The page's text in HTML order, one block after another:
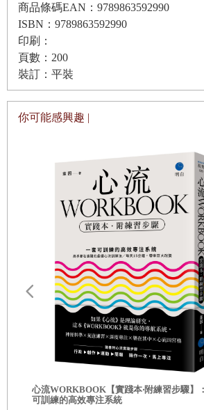
若能明白是什麼原因造成老年人難以
了解他們的內心世界，我們就能和自己
遭的許多老人家維持良好的關係。所以
和老年人相處愉快的實用手冊。除此之
不久終將來臨的老年期時，幫助你過得
南。
如果你已經超過六十五歲，也就是達
的年齡了，那麼，隨著年齡增加，你愈
行為上的變化，就愈能客觀地觀察自己
起爭執或衝突了。
那麼，快讓我們一起來解開老年人的
第一章 怎樣才能不擔憂晚年來日苦短
老人家的晚年來日苦短，這是誰都知
來愈多百歲人瑞，但要是過了八十歲、
心還有幾年可活吧！
可是不知道為什麼，老人家多半不擔
商品條碼EAN：9789863592990
ISBN：9789863592990
印刷：
頁數：200
裝訂：平裝
你可能感興趣 |
心流WORKBOOK【實踐本‧附練習步驟】
可訓練的高效專注系統